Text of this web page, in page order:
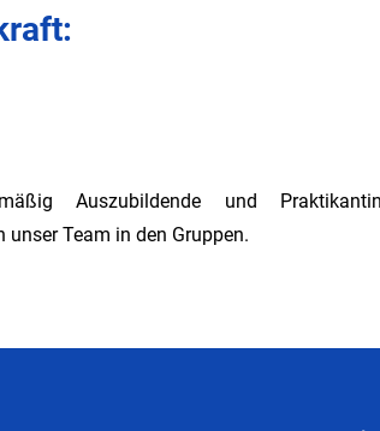
Auszubildende und
Team in den Gruppen.